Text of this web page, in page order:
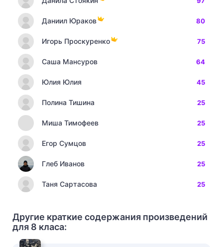
Даниил Юраков 80
Игорь Проскуренко 75
Саша Мансуров 64
Юлия Юлия 45
Полина Тишина 25
Миша Тимофеев 25
Егор Сумцов 25
Глеб Иванов 25
Таня Сартасова 25
Другие краткие содержания произведений
для 8 класа: